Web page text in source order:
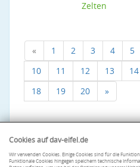
Zelten
« 1 2 3 4 5
10
11 12 13 14
18
19 20 »
Cookies auf dav-eifel.de
Wir verwenden Cookies. Einige Cookies sind für die
Funktionale Cookies hingegen speichern technische